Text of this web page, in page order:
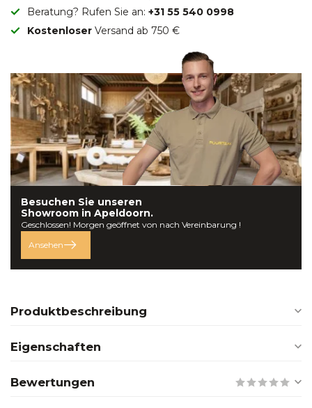
Beratung? Rufen Sie an: +31 55 540 0998
Kostenloser Versand ab 750 €
Besuchen Sie unseren
Showroom in Apeldoorn.
Geschlossen! Morgen geöffnet von nach Vereinbarung !
Ansehen
Produktbeschreibung
Eigenschaften
Bewertungen